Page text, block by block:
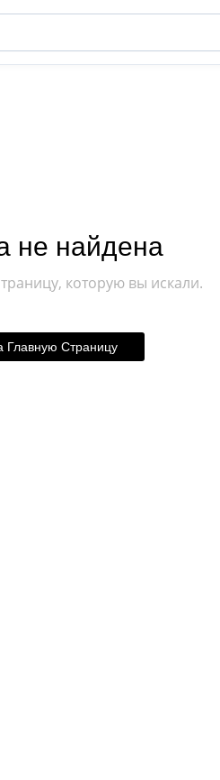
не найдена
которую вы искали.
Главную Страницу